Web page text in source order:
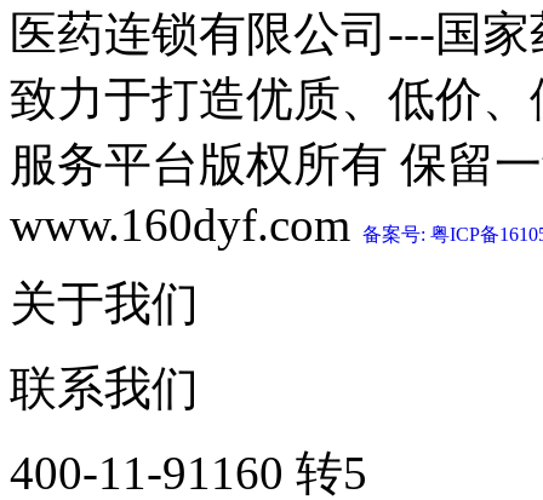
医药连锁有限公司---国
致力于打造优质、低价
服务平台版权所有 保留
www.160dyf.com
备案号: 粤ICP备
关于我们
联系我们
400-11-91160 转5